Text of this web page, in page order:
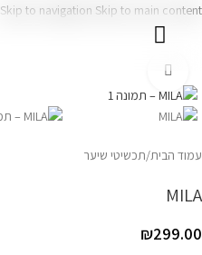
Skip to navigation Skip to main content
עמוד הבית/תכשיטי שיער
MILA
₪299.00